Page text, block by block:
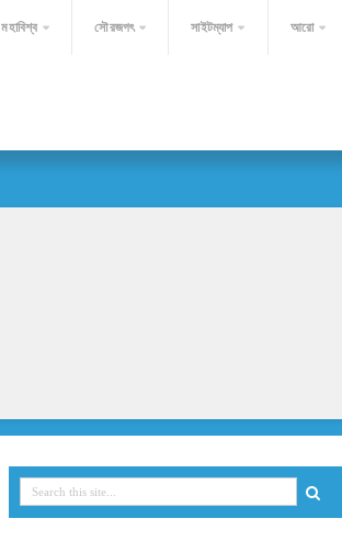
মহাবিশ্ব সৌরজগৎ সাইটম্যাপ আরো